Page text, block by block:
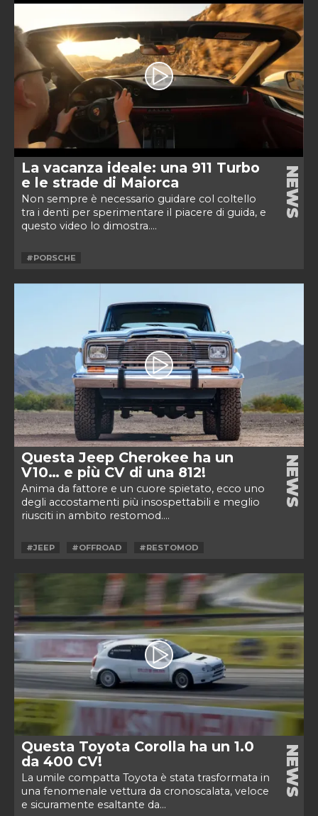
La vacanza ideale: una 911 Turbo
e le strade di Maiorca
Non sempre è necessario guidare col coltello
tra i denti per sperimentare il piacere di guida, e
questo video lo dimostra....
NEWS
#PORSCHE
Questa Jeep Cherokee ha un
V10… e più CV di una 812!
Anima da fattore e un cuore spietato, ecco uno
degli accostamenti più insospettabili e meglio
riusciti in ambito restomod....
NEWS
#JEEP #OFFROAD #RESTOMOD
Questa Toyota Corolla ha un 1.0
da 400 CV!
La umile compatta Toyota è stata trasformata in
una fenomenale vettura da cronoscalata, veloce
e sicuramente esaltante da...
NEWS